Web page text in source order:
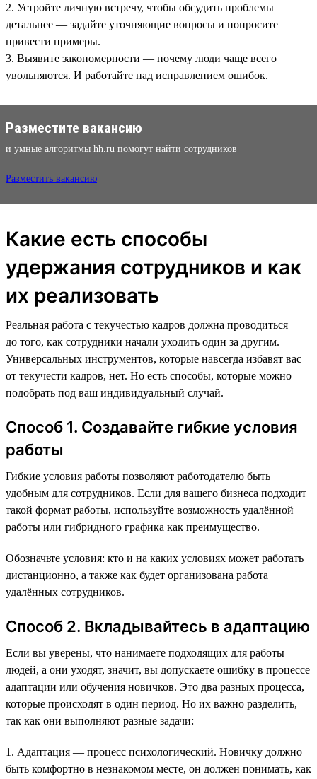
2. Устройте личную встречу, чтобы обсудить проблемы
детальнее — задайте уточняющие вопросы и попросите
привести примеры.
3. Выявите закономерности — почему люди чаще всего
увольняются. И работайте над исправлением ошибок.
Разместите вакансию
и умные алгоритмы hh.ru помогут найти сотрудников
Разместить вакансию
Какие есть способы
удержания сотрудников и как
их реализовать
Реальная работа с текучестью кадров должна проводиться
до того, как сотрудники начали уходить один за другим.
Универсальных инструментов, которые навсегда избавят вас
от текучести кадров, нет. Но есть способы, которые можно
подобрать под ваш индивидуальный случай.
Способ 1. Создавайте гибкие условия
работы
Гибкие условия работы позволяют работодателю быть
удобным для сотрудников. Если для вашего бизнеса подходит
такой формат работы, используйте возможность удалённой
работы или гибридного графика как преимущество.
Обозначьте условия: кто и на каких условиях может работать
дистанционно, а также как будет организована работа
удалённых сотрудников.
Способ 2. Вкладывайтесь в адаптацию
Если вы уверены, что нанимаете подходящих для работы
людей, а они уходят, значит, вы допускаете ошибку в процессе
адаптации или обучения новичков. Это два разных процесса,
которые происходят в один период. Но их важно разделить,
так как они выполняют разные задачи:
1. Адаптация — процесс психологический. Новичку должно
быть комфортно в незнакомом месте, он должен понимать, как